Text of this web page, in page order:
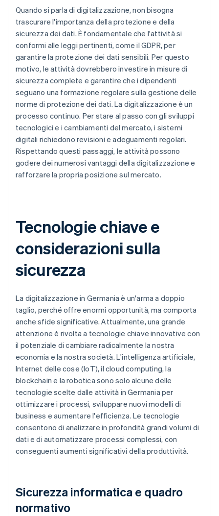
Quando si parla di digitalizzazione, non bisogna
trascurare l'importanza della protezione e della
sicurezza dei dati. È fondamentale che l'attività si
conformi alle leggi pertinenti, come il GDPR, per
garantire la protezione dei dati sensibili. Per questo
motivo, le attività dovrebbero investire in misure di
sicurezza complete e garantire che i dipendenti
seguano una formazione regolare sulla gestione delle
norme di protezione dei dati. La digitalizzazione è un
processo continuo. Per stare al passo con gli sviluppi
tecnologici e i cambiamenti del mercato, i sistemi
digitali richiedono revisioni e adeguamenti regolari.
Rispettando questi passaggi, le attività possono
godere dei numerosi vantaggi della digitalizzazione e
rafforzare la propria posizione sul mercato.
Tecnologie chiave e
considerazioni sulla
sicurezza
La digitalizzazione in Germania è un'arma a doppio
taglio, perché offre enormi opportunità, ma comporta
anche sfide significative. Attualmente, una grande
attenzione è rivolta a tecnologie chiave innovative con
il potenziale di cambiare radicalmente la nostra
economia e la nostra società. L'intelligenza artificiale,
Internet delle cose (IoT), il cloud computing, la
blockchain e la robotica sono solo alcune delle
tecnologie scelte dalle attività in Germania per
ottimizzare i processi, sviluppare nuovi modelli di
business e aumentare l'efficienza. Le tecnologie
consentono di analizzare in profondità grandi volumi di
dati e di automatizzare processi complessi, con
conseguenti aumenti significativi della produttività.
Sicurezza informatica e quadro
normativo